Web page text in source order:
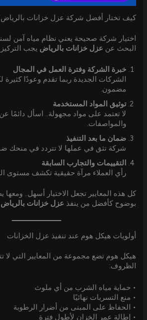
كيف تختار أفضل شركة عزل خزانات
اختيار شركة صحيحة يعني نظام مياه آمن
البحث عن عزل خزانات بالرياض يجب
خبرة الشركة وفترة العمل في المجال
الشركات الجديدة ربما تقدم وعودًا كثيرة
مضمون.
توثيق المواد المستخدمة
لا تعتمد على مواد مجهولة.. اسأل دائمًا
والمواصفات.
ضمان ما بعد التنفيذ
شركة تثق في عملها لا تتردد في منحك
التقييمات والتجارب السابقة
رأي العملاء مرآة حقيقية تكشف مستوى
كل هذه المعايير تجعل الاختيار أسهل..
بوضوح كأفضل من ينفذ عزل خزانات بالرياض
أولويات هيكل هوم عند تنفيذ عزل الخزانات
هيكل هوم تضع مجموعة من المعايير التي لا
الظروف:
• حماية مياه الشرب من أي ملوث
• منع التسربات نهائيًا
• الحفاظ على المبنى من أضرار الرطوبة
• إطالة عمر الخزان لأطول فترة